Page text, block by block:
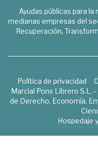
Ayudas públicas para
medianas empresas del
Recuperación,
Política de privacidad
Marcial Pons Librero S.L.
de Derecho, Economía,
Hospedaje